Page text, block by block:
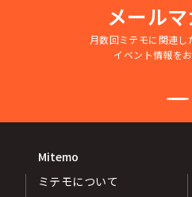
メール
月数回ミテモに関連し
イベント情報を
Mitemo
ミテモについて